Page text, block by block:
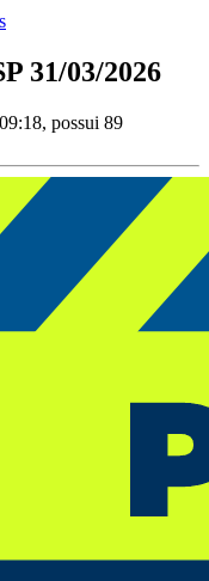
31/03/2026
possui 89